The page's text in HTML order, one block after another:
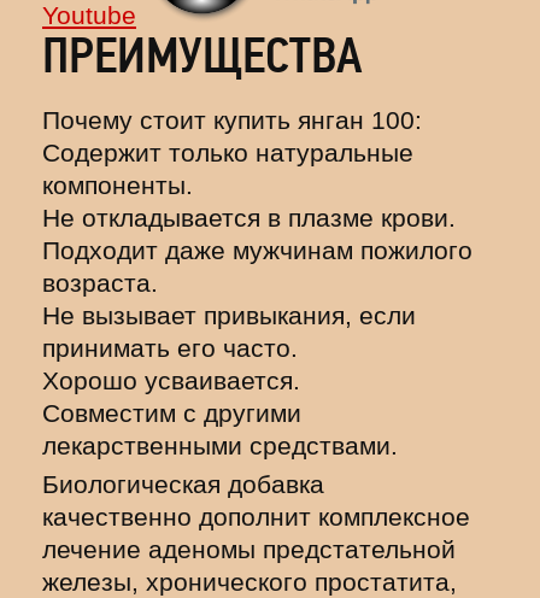
Youtube
ПРЕИМУЩЕСТВА
Почему стоит купить янган 100:
Содержит только натуральные
компоненты.
Не откладывается в плазме крови.
Подходит даже мужчинам пожилого
возраста.
Не вызывает привыкания, если
принимать его часто.
Хорошо усваивается.
Совместим с другими
лекарственными средствами.
Биологическая добавка
качественно дополнит комплексное
лечение аденомы предстательной
железы, хронического простатита,